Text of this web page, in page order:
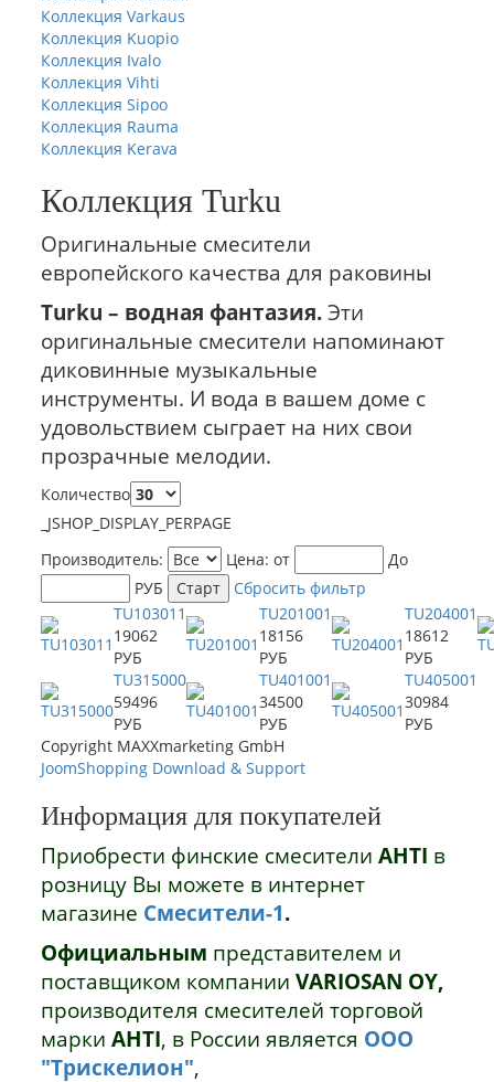
Коллекция Varkaus
Коллекция Kuopio
Коллекция Ivalo
Коллекция Vihti
Коллекция Sipoo
Коллекция Rauma
Коллекция Kerava
Коллекция Turku
Оригинальные смесители
европейского качества для раковины
Turku – водная фантазия. Эти
оригинальные смесители напоминают
диковинные музыкальные
инструменты. И вода в вашем доме с
удовольствием сыграет на них свои
прозрачные мелодии.
Количество
_JSHOP_DISPLAY_PERPAGE
Производитель:
Цена:от
До
РУБ
Сбросить фильтр
TU103011
19062
РУБ
TU201001
18156
РУБ
TU204001
18612
РУБ
TU315000
59496
РУБ
TU401001
34500
РУБ
TU405001
30984
РУБ
Copyright MAXXmarketing GmbH
JoomShopping Download & Support
Информация для покупателей
Приобрести финские смесителиAHTI в
розницу Вы можете в интернет
магазине Смесители-1.
Официальным представителем и
поставщиком компанииVARIOSAN OY,
производителя смесителей торговой
маркиAHTI, в России является ООО
"Трискелион",